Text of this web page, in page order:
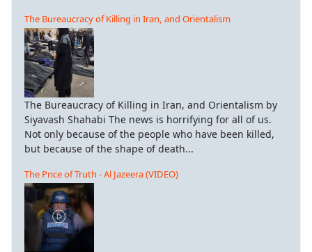
The Bureaucracy of Killing in Iran, and Orientalism
The Bureaucracy of Killing in Iran, and Orientalism by
Siyavash Shahabi The news is horrifying for all of us.
Not only because of the people who have been killed,
but because of the shape of death...
The Price of Truth - Al Jazeera (VIDEO)